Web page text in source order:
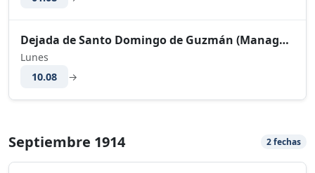
Dejada de Santo Domingo de Guzmán (Managua)
Lunes
10.08
→
Septiembre 1914 2 fechas